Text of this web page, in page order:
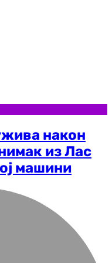
након
из Лас
машини